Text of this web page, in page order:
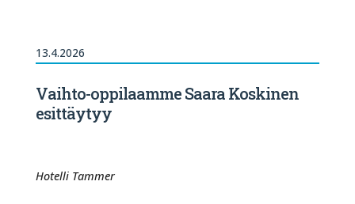
13.4.2026
Vaihto-oppilaamme Saara Koskinen
esittäytyy
Hotelli Tammer